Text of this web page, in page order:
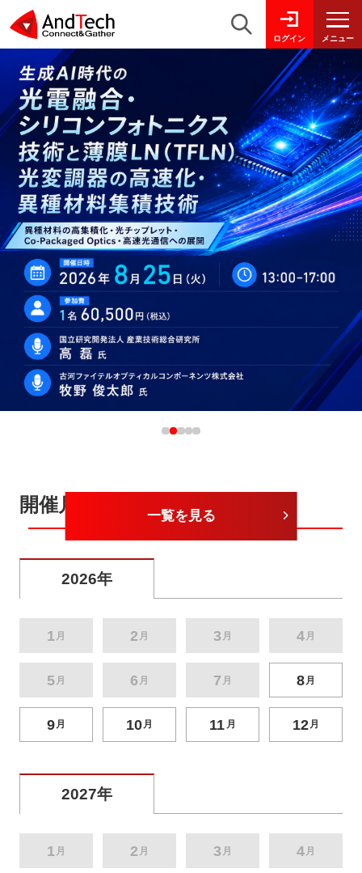
ログイン メニュー
開催月から探す
一覧を見る
2026年
1 月 2 月 3 月 4 月
5 月 6 月 7 月 8 月
9月 10月 11 月 12月
2027年
1 月 2 月 3 月 4 月